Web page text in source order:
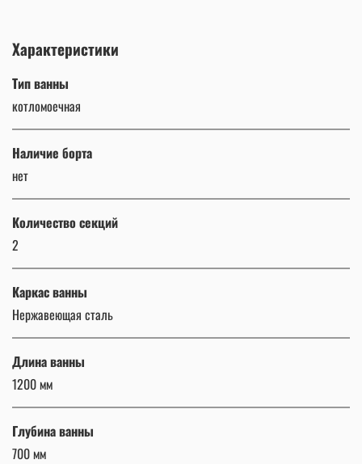
Характеристики
Тип ванны
котломоечная
Наличие борта
нет
Количество секций
2
Каркас ванны
Нержавеющая сталь
Длина ванны
1200 мм
Глубина ванны
700 мм